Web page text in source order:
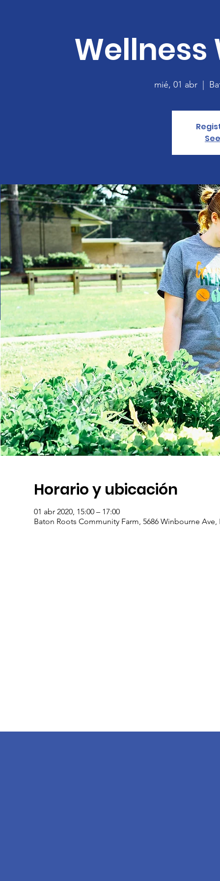
Wellness
mié, 01 abr
  |
Horario y ubicación
01 abr 2020, 15:00 – 17:00
Baton Roots Community Farm, 5686 Winbourne Ave,